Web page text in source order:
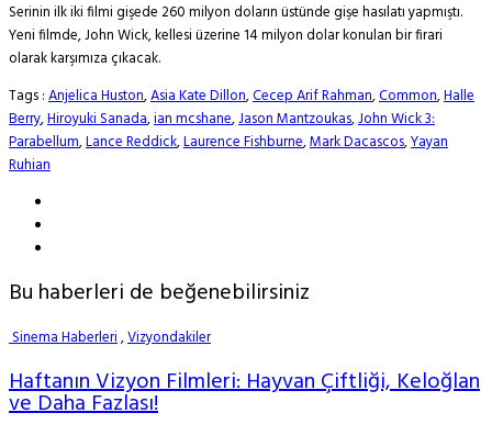
Serinin ilk iki filmi gişede 260 milyon doların üstünde gişe hasılatı yapmıştı.
Yeni filmde, John Wick, kellesi üzerine 14 milyon dolar konulan bir firari
olarak karşımıza çıkacak.
Tags :Anjelica Huston,Asia Kate Dillon,Cecep Arif Rahman,Common,Halle
Berry,Hiroyuki Sanada,ian mcshane,Jason Mantzoukas,John Wick 3:
Parabellum,Lance Reddick,Laurence Fishburne,Mark Dacascos,Yayan
Ruhian
Bu haberleri de beğenebilirsiniz
Sinema Haberleri,Vizyondakiler
Haftanın Vizyon Filmleri: Hayvan Çiftliği, Keloğlan
ve Daha Fazlası!